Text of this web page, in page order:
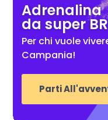
Adrenalina
da super
Per chi vuole
Campania!
Parti